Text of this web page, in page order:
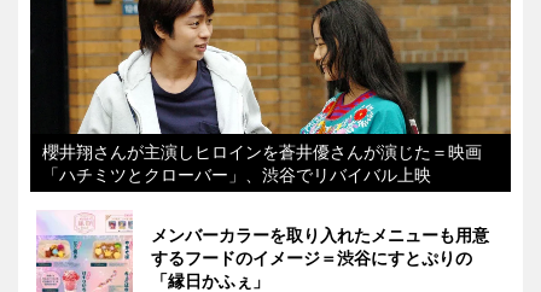
櫻井翔さんが主演しヒロインを蒼井優さんが演じた＝映画
「ハチミツとクローバー」、渋谷でリバイバル上映
メンバーカラーを取り入れたメニューも用意
するフードのイメージ＝渋谷にすとぷりの
「縁日かふぇ」